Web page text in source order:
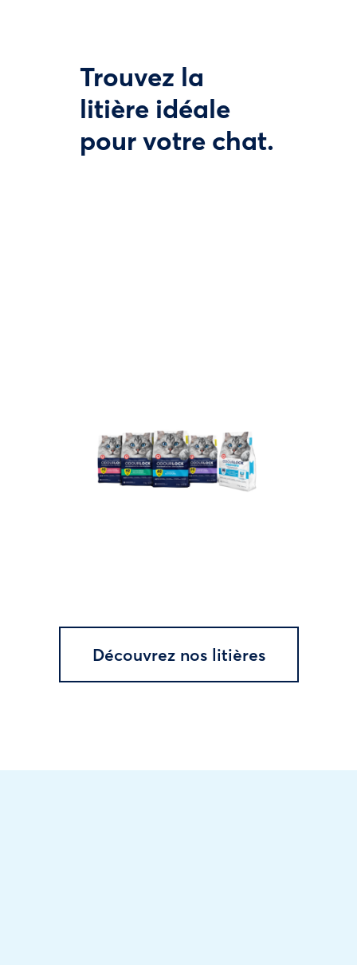
Trouvez la
litière idéale
pour votre chat.
Découvrez nos litières